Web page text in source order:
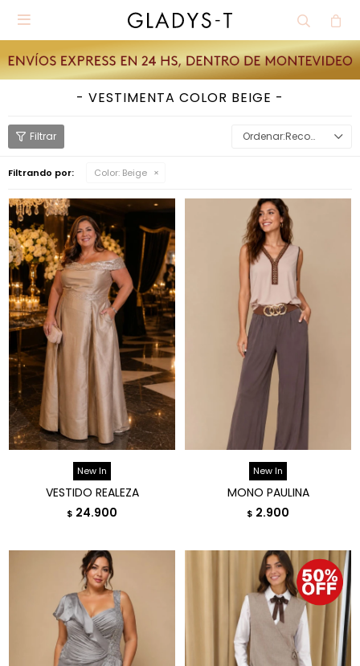

VESTIMENTA COLOR BEIGE
Recomendados
Filtrando por: Color: Beige
New In
VESTIDO REALEZA
$ 24.900
New In
MONO PAULINA
$ 2.900